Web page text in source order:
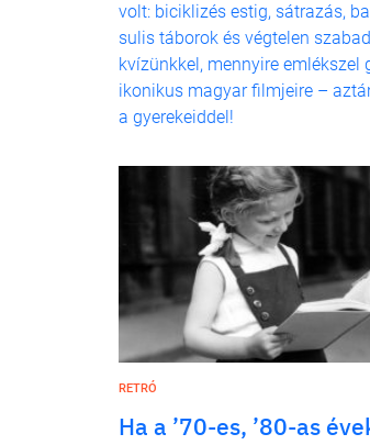
volt: biciklizés estig, sátrazás,
sulis táborok és végtelen
kvízünkkel, mennyire emlékszel
ikonikus magyar filmjeire –
a gyerekeiddel!
RETRÓ
Ha a ’70-es, ’80-as